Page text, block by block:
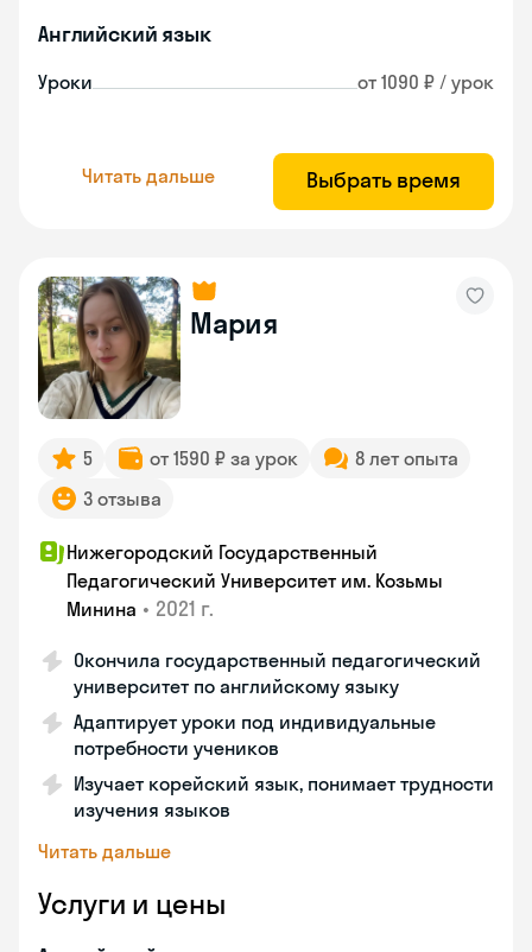
Английский язык
Уроки от 1090 ₽ / урок
Читать дальше Выбрать время
Мария
5 от 1590 ₽ за урок
8 лет опыта
3 отзыва
Нижегородский Государственный
Педагогический Университет им. Козьмы
Минина • 2021 г.
Окончила государственный педагогический
университет по английскому языку
Адаптирует уроки под индивидуальные
потребности учеников
Изучает корейский язык, понимает трудности
изучения языков
Читать дальше
Услуги и цены